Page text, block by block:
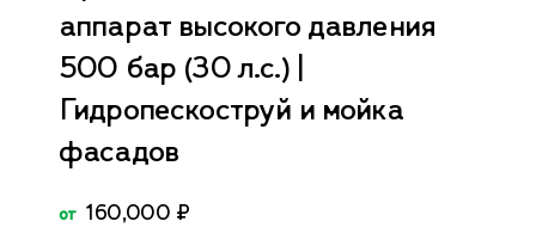
аппарат высокого давления
500 бар (30 л.с.) |
Гидропескоструй и мойка
фасадов
от 160,000 ₽